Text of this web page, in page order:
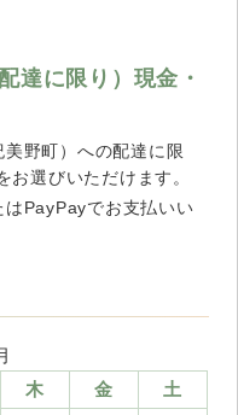
達に限り）現金・
野町）への配達に限
お選びいただけます。
PayPayでお支払いい
木 金
土